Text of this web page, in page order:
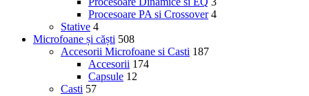
Procesoare PA si Crossover 4
Stative 4
Microfoane și căști 508
Accesorii Microfoane si Casti 187
Accesorii 174
Capsule 12
Casti 57